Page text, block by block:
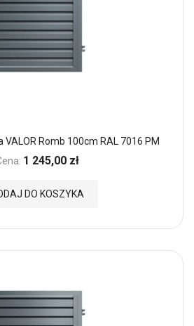
Romb 100cm RAL 7016 PM
1 245,00 zł
DO KOSZYKA